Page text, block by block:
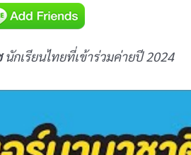
นักเรียนไทยที่เข้าร่วมค่ายปี 2024